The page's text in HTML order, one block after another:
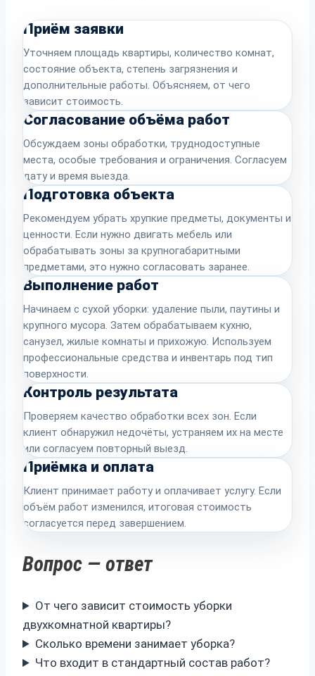
Приём заявки
Уточняем площадь квартиры, количество комнат,
состояние объекта, степень загрязнения и
дополнительные работы. Объясняем, от чего
зависит стоимость.
Согласование объёма работ
Обсуждаем зоны обработки, труднодоступные
места, особые требования и ограничения. Согласуем
дату и время выезда.
Подготовка объекта
Рекомендуем убрать хрупкие предметы, документы и
ценности. Если нужно двигать мебель или
обрабатывать зоны за крупногабаритными
предметами, это нужно согласовать заранее.
Выполнение работ
Начинаем с сухой уборки: удаление пыли, паутины и
крупного мусора. Затем обрабатываем кухню,
санузел, жилые комнаты и прихожую. Используем
профессиональные средства и инвентарь под тип
поверхности.
Контроль результата
Проверяем качество обработки всех зон. Если
клиент обнаружил недочёты, устраняем их на месте
или согласуем повторный выезд.
Приёмка и оплата
Клиент принимает работу и оплачивает услугу. Если
объём работ изменился, итоговая стоимость
согласуется перед завершением.
Вопрос — ответ
От чего зависит стоимость уборки
двухкомнатной квартиры?
Сколько времени занимает уборка?
Что входит в стандартный состав работ?